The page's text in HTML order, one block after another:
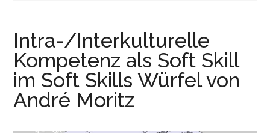
Intra-/Interkulturelle
Kompetenz als Soft Skill
im Soft Skills Würfel von
André Moritz